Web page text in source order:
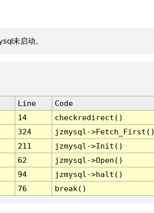
未启动。
Line
Code
14
checkredirect()
324
jzmysql-
211
jzmysql->Init()
62
jzmysql->Open()
94
jzmysql->halt()
76 break()